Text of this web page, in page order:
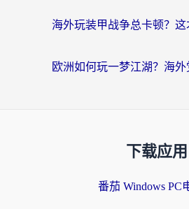
下载应用
番茄 Windows PC